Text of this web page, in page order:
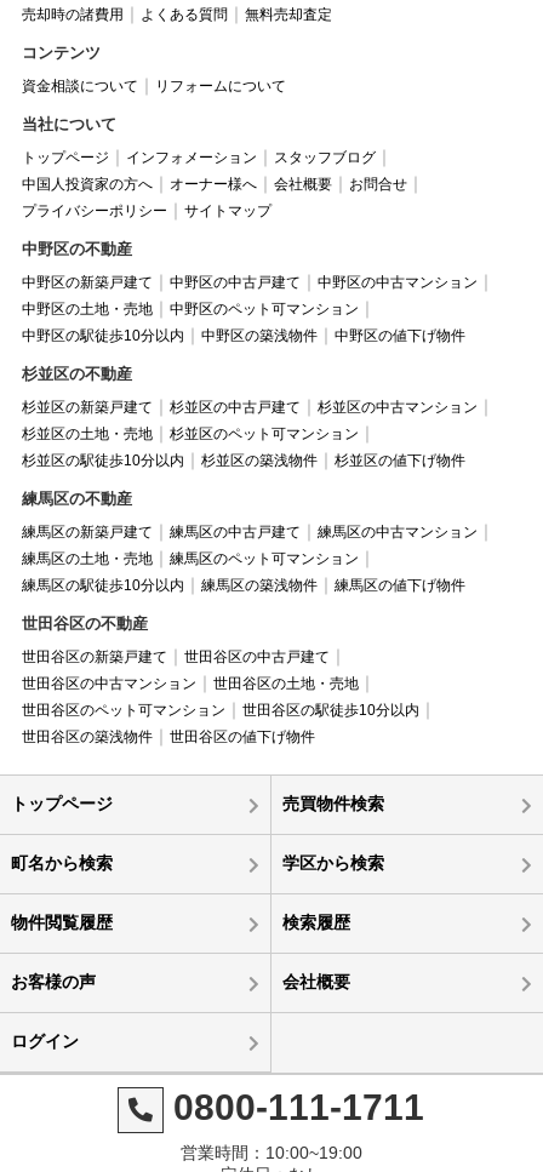
売却時の諸費用
よくある質問 無料売却査定
コンテンツ
資金相談について リフォームについて
当社について
トップページ インフォメーション
スタッフブログ
中国人投資家の方へ
オーナー様へ 会社概要
お問合せ
プライバシーポリシー
サイトマップ
中野区の不動産
中野区の新築戸建て 中野区の中古戸建て
中野区の中古マンション
中野区の土地・売地
中野区のペット可マンション
中野区の駅徒歩10分以内
中野区の築浅物件 中野区の値下げ物件
杉並区の不動産
杉並区の新築戸建て 杉並区の中古戸建て
杉並区の中古マンション
杉並区の土地・売地
杉並区のペット可マンション
杉並区の駅徒歩10分以内
杉並区の築浅物件 杉並区の値下げ物件
練馬区の不動産
練馬区の新築戸建て 練馬区の中古戸建て
練馬区の中古マンション
練馬区の土地・売地
練馬区のペット可マンション
練馬区の駅徒歩10分以内
練馬区の築浅物件 練馬区の値下げ物件
世田谷区の不動産
世田谷区の新築戸建て
世田谷区の中古戸建て
世田谷区の中古マンション
世田谷区の土地・売地
世田谷区のペット可マンション
世田谷区の駅徒歩10分以内
世田谷区の築浅物件
世田谷区の値下げ物件
トップページ 売買物件検索
町名から検索 学区から検索
物件閲覧履歴 検索履歴
お客様の声 会社概要
ログイン
0800-111-1711
営業時間：10:00~19:00